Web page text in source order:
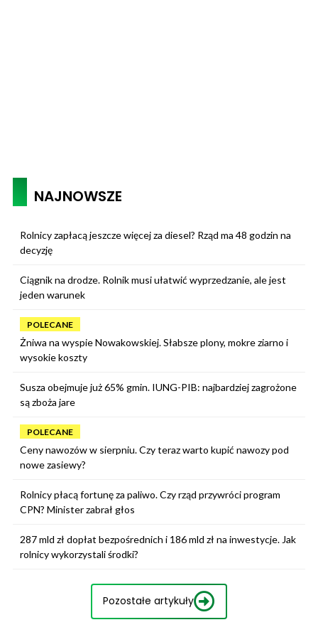
NAJNOWSZE
Rolnicy zapłacą jeszcze więcej za diesel? Rząd ma 48 godzin na
decyzję
Ciągnik na drodze. Rolnik musi ułatwić wyprzedzanie, ale jest
jeden warunek
POLECANE
Żniwa na wyspie Nowakowskiej. Słabsze plony, mokre ziarno i
wysokie koszty
Susza obejmuje już 65% gmin. IUNG-PIB: najbardziej zagrożone
są zboża jare
POLECANE
Ceny nawozów w sierpniu. Czy teraz warto kupić nawozy pod
nowe zasiewy?
Rolnicy płacą fortunę za paliwo. Czy rząd przywróci program
CPN? Minister zabrał głos
287 mld zł dopłat bezpośrednich i 186 mld zł na inwestycje. Jak
rolnicy wykorzystali środki?
Pozostałe artykuły